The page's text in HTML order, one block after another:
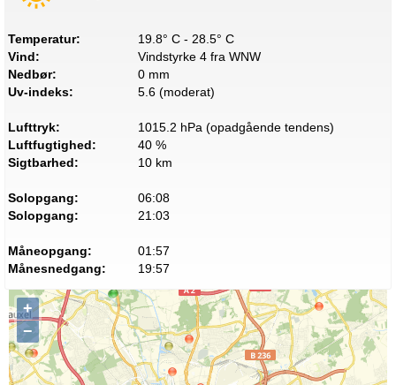
Temperatur:
19.8° C - 28.5° C
Vind:
Vindstyrke 4 fra WNW
Nedbør:
0 mm
Uv-indeks:
5.6 (moderat)
Lufttryk:
1015.2 hPa (opadgående tendens)
Luftfugtighed:
40 %
Sigtbarhed:
10 km
Solopgang:
06:08
Solopgang:
21:03
Måneopgang:
01:57
Månesnedgang:
19:57
+
−